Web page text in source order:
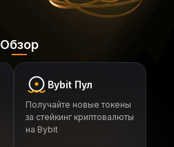
Обзор
Bybit Пул
Получайте новые токены
за стейкинг криптовалюты
на Bybit